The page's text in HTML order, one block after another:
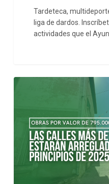
Tardeteca,
liga de dardos.
actividades que el
para
arreglo